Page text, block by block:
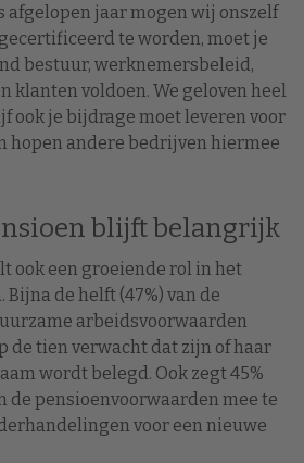
afgelopen jaar mogen wij onszelf
te worden, moet je
bestuur, werknemersbeleid,
klanten voldoen. We geloven heel
ook je bijdrage moet leveren voor
hopen andere bedrijven hiermee
blijft belangrijk
ook een groeiende rol in het
de helft (47%) van de
arbeidsvoorwaarden
de tien verwacht dat zijn of haar
wordt belegd. Ook zegt 45%
de pensioenvoorwaarden mee te
voor een nieuwe